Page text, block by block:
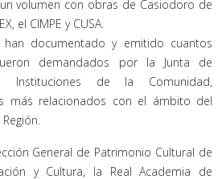
volumen con obras de Casiodoro de
el CIMPE y CUSA.
documentado y emitido cuantos
demandados por la Junta de
Instituciones de la Comunidad,
más relacionados con el ámbito del
General de Patrimonio Cultural de
y Cultura, la Real Academia de